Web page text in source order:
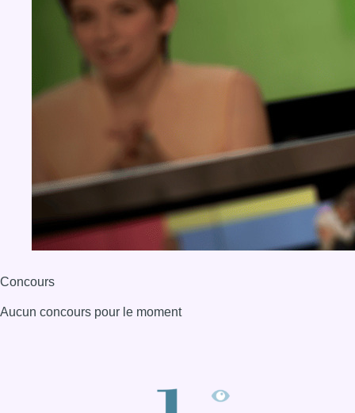
Concours
Aucun concours pour le moment